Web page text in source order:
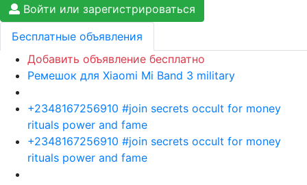
Войти или зарегистрироваться
Бесплатные объявления
Добавить объявление бесплатно
Ремешок для Xiaomi Mi Band 3 military
+2348167256910 #join secrets occult for money
rituals power and fame
+2348167256910 #join secrets occult for money
rituals power and fame